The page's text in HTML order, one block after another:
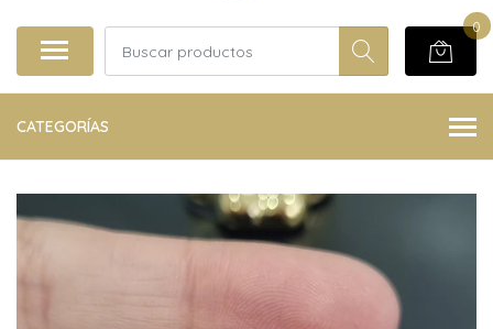
0
CATEGORÍAS